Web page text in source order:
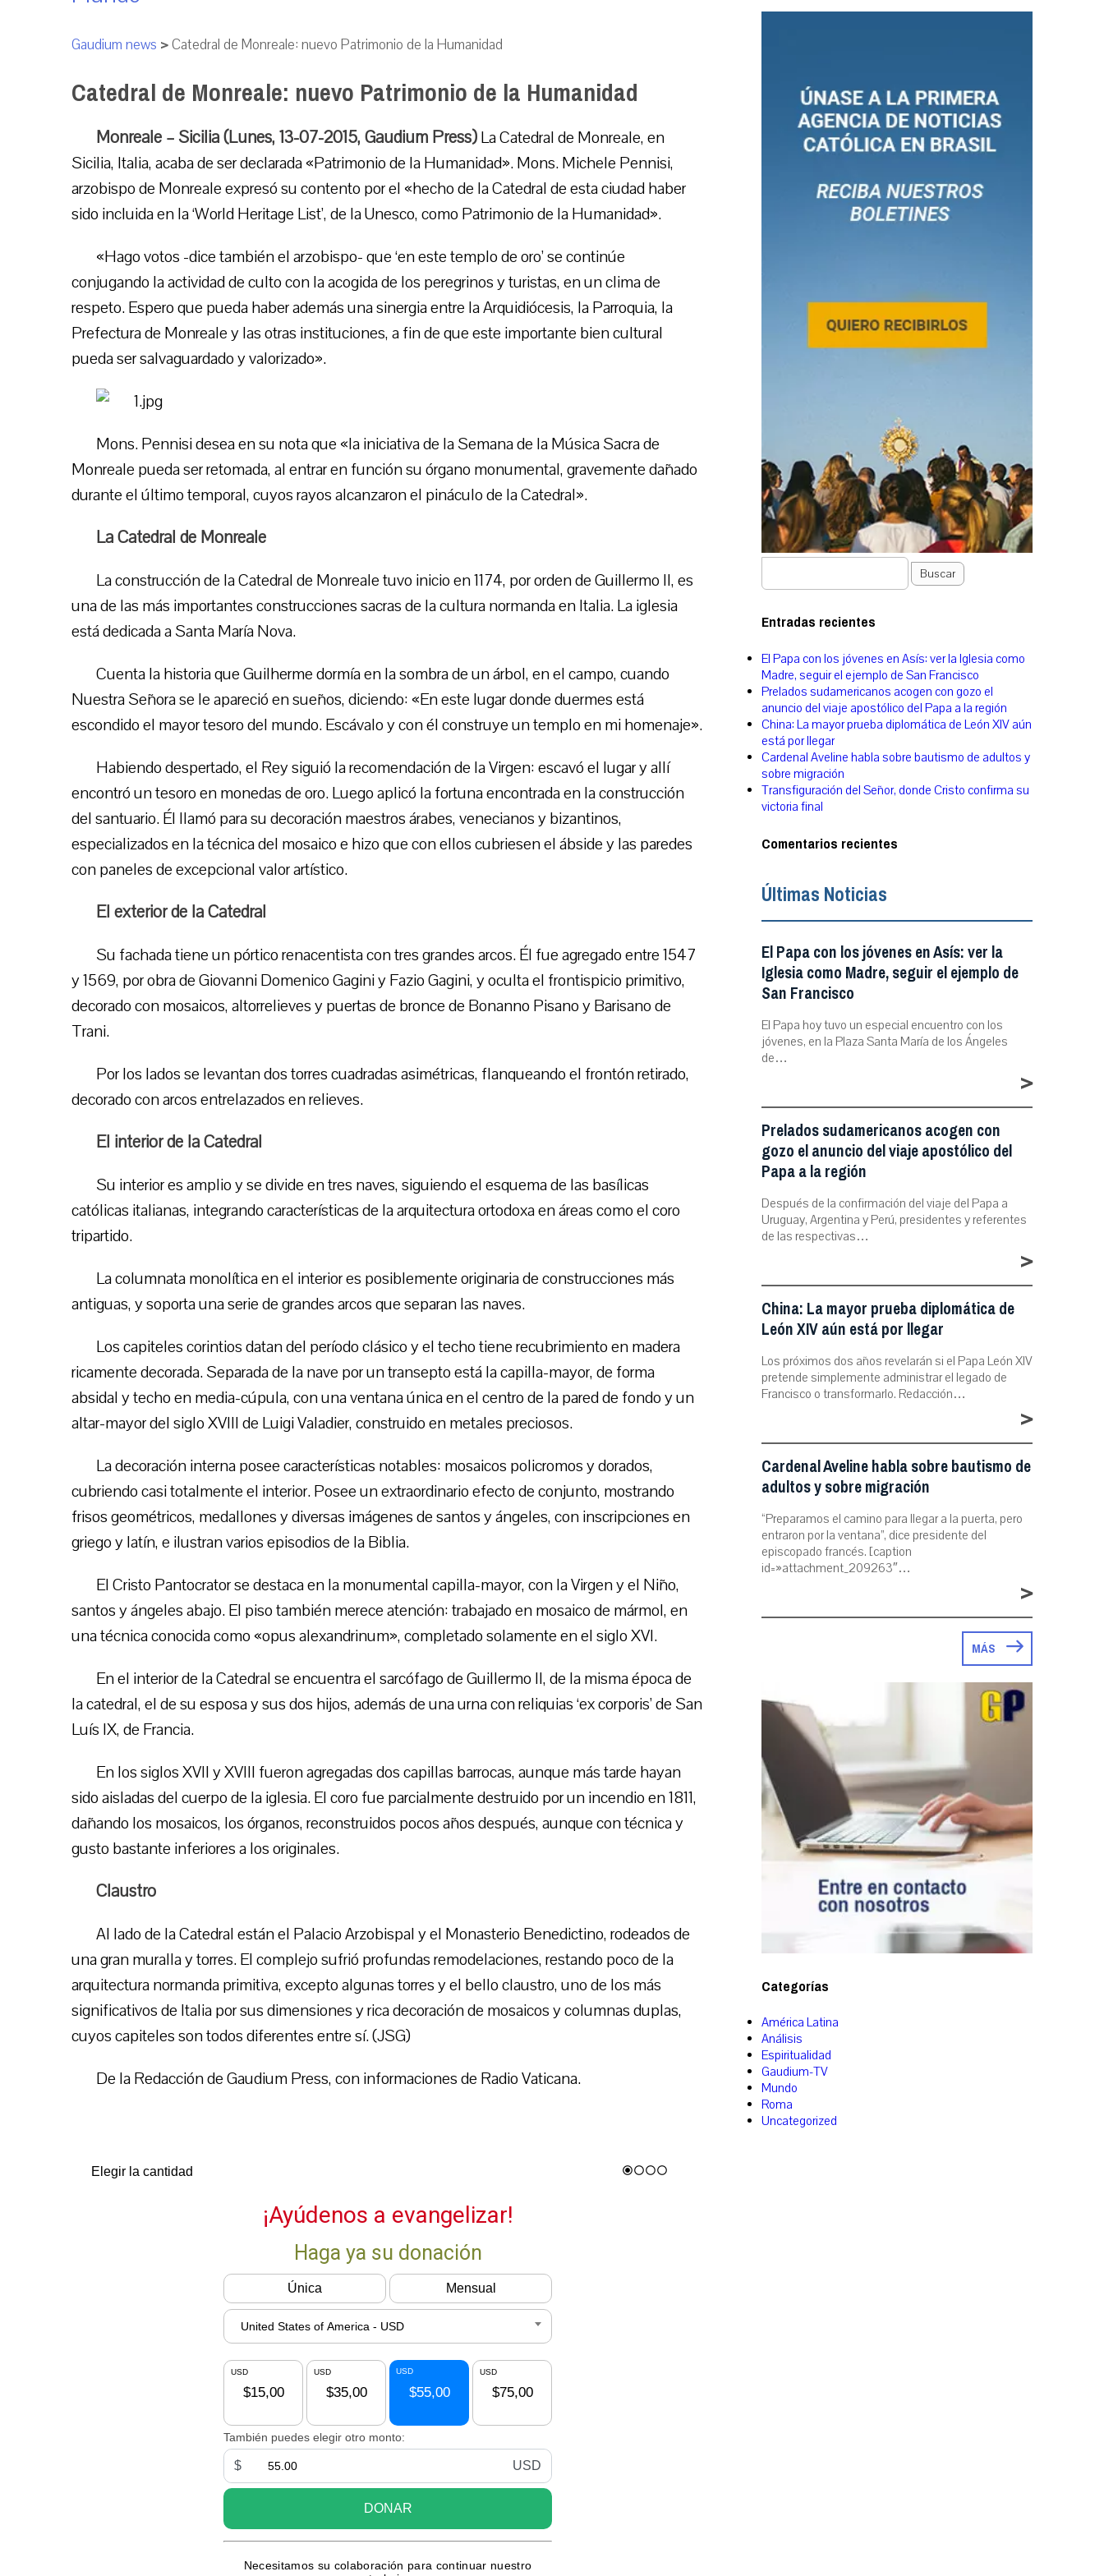
Gaudium news >Catedral de Monreale: nuevo Patrimonio de la Humanidad
Catedral de Monreale: nuevo Patrimonio de la Humanidad
Monreale – Sicilia (Lunes, 13-07-2015, Gaudium Press)La Catedral de Monreale, en
Sicilia, Italia, acaba de ser declarada «Patrimonio de la Humanidad». Mons. Michele Pennisi,
arzobispo de Monreale expresó su contento por el «hecho de la Catedral de esta ciudad haber
sido incluida en la ‘World Heritage List’, de la Unesco, como Patrimonio de la Humanidad».
«Hago votos -dice también el arzobispo- que ‘en este templo de oro’ se continúe
conjugando la actividad de culto con la acogida de los peregrinos y turistas, en un clima de
respeto. Espero que pueda haber además una sinergia entre la Arquidiócesis, la Parroquia, la
Prefectura de Monreale y las otras instituciones, a fin de que este importante bien cultural
pueda ser salvaguardado y valorizado».
Mons. Pennisi desea en su nota que «la iniciativa de la Semana de la Música Sacra de
Monreale pueda ser retomada, al entrar en función su órgano monumental, gravemente dañado
durante el último temporal, cuyos rayos alcanzaron el pináculo de la Catedral».
La Catedral de Monreale
La construcción de la Catedral de Monreale tuvo inicio en 1174, por orden de Guillermo II, es
una de las más importantes construcciones sacras de la cultura normanda en Italia. La iglesia
está dedicada a Santa María Nova.
Cuenta la historia que Guilherme dormía en la sombra de un árbol, en el campo, cuando
Nuestra Señora se le apareció en sueños, diciendo: «En este lugar donde duermes está
escondido el mayor tesoro del mundo. Escávalo y con él construye un templo en mi homenaje».
Habiendo despertado, el Rey siguió la recomendación de la Virgen: escavó el lugar y allí
encontró un tesoro en monedas de oro. Luego aplicó la fortuna encontrada en la construcción
del santuario. Él llamó para su decoración maestros árabes, venecianos y bizantinos,
especializados en la técnica del mosaico e hizo que con ellos cubriesen el ábside y las paredes
con paneles de excepcional valor artístico.
El exterior de la Catedral
Su fachada tiene un pórtico renacentista con tres grandes arcos. Él fue agregado entre 1547
y 1569, por obra de Giovanni Domenico Gagini y Fazio Gagini, y oculta el frontispicio primitivo,
decorado con mosaicos, altorrelieves y puertas de bronce de Bonanno Pisano y Barisano de
Trani.
Por los lados se levantan dos torres cuadradas asimétricas, flanqueando el frontón retirado,
decorado con arcos entrelazados en relieves.
El interior de la Catedral
Su interior es amplio y se divide en tres naves, siguiendo el esquema de las basílicas
católicas italianas, integrando características de la arquitectura ortodoxa en áreas como el coro
tripartido.
La columnata monolítica en el interior es posiblemente originaria de construcciones más
antiguas, y soporta una serie de grandes arcos que separan las naves.
Los capiteles corintios datan del período clásico y el techo tiene recubrimiento en madera
ricamente decorada. Separada de la nave por un transepto está la capilla-mayor, de forma
absidal y techo en media-cúpula, con una ventana única en el centro de la pared de fondo y un
altar-mayor del siglo XVIII de Luigi Valadier, construido en metales preciosos.
La decoración interna posee características notables: mosaicos policromos y dorados,
cubriendo casi totalmente el interior. Posee un extraordinario efecto de conjunto, mostrando
frisos geométricos, medallones y diversas imágenes de santos y ángeles, con inscripciones en
griego y latín, e ilustran varios episodios de la Biblia.
El Cristo Pantocrator se destaca en la monumental capilla-mayor, con la Virgen y el Niño,
santos y ángeles abajo. El piso también merece atención: trabajado en mosaico de mármol, en
una técnica conocida como «opus alexandrinum», completado solamente en el siglo XVI.
En el interior de la Catedral se encuentra el sarcófago de Guillermo II, de la misma época de
la catedral, el de su esposa y sus dos hijos, además de una urna con reliquias ‘ex corporis’ de San
Luís IX, de Francia.
En los siglos XVII y XVIII fueron agregadas dos capillas barrocas, aunque más tarde hayan
sido aisladas del cuerpo de la iglesia. El coro fue parcialmente destruido por un incendio en 1811,
dañando los mosaicos, los órganos, reconstruidos pocos años después, aunque con técnica y
gusto bastante inferiores a los originales.
Claustro
Al lado de la Catedral están el Palacio Arzobispal y el Monasterio Benedictino, rodeados de
una gran muralla y torres. El complejo sufrió profundas remodelaciones, restando poco de la
arquitectura normanda primitiva, excepto algunas torres y el bello claustro, uno de los más
significativos de Italia por sus dimensiones y rica decoración de mosaicos y columnas duplas,
cuyos capiteles son todos diferentes entre sí. (JSG)
De la Redacción de Gaudium Press, con informaciones de Radio Vaticana.
Buscar
Entradas recientes
El Papa con los jóvenes en Asís: ver la Iglesia como
Madre, seguir el ejemplo de San Francisco
Prelados sudamericanos acogen con gozo el
anuncio del viaje apostólico del Papa a la región
China: La mayor prueba diplomática de León XIV aún
está por llegar
Cardenal Aveline habla sobre bautismo de adultos y
sobre migración
Transfiguración del Señor, donde Cristo confirma su
victoria final
Comentarios recientes
Últimas Noticias
El Papa con los jóvenes en Asís: ver la
Iglesia como Madre, seguir el ejemplo de
San Francisco
El Papa hoy tuvo un especial encuentro con los
jóvenes, en la Plaza Santa María de los Ángeles
de…
>
Prelados sudamericanos acogen con
gozo el anuncio del viaje apostólico del
Papa a la región
Después de la confirmación del viaje del Papa a
Uruguay, Argentina y Perú, presidentes y referentes
de las respectivas…
>
China: La mayor prueba diplomática de
León XIV aún está por llegar
Los próximos dos años revelarán si el Papa León XIV
pretende simplemente administrar el legado de
Francisco o transformarlo. Redacción…
>
Cardenal Aveline habla sobre bautismo de
adultos y sobre migración
“Preparamos el camino para llegar a la puerta, pero
entraron por la ventana”, dice presidente del
episcopado francés. [caption
id=»attachment_209263″…
>
MÁS
Categorías
América Latina
Análisis
Espiritualidad
Gaudium-TV
Mundo
Roma
Uncategorized